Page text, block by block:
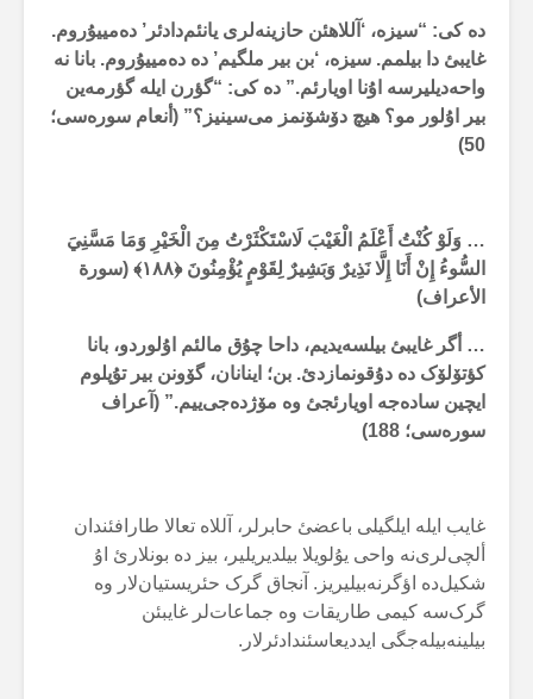
دە کی: “سیزە، ‘آللاهئن حازینەلری یانئم‌دادئر’ دەمییۇروم.
غایبئ دا بیلمم. سیزە، ‘بن بیر ملگیم’ دە دەمییۇروم. بانا نە
واحەدیلیرسە اۇنا اویارئم.” دە کی: “گؤرن ایلە گؤرمەین
بیر اۇلور مو؟ هیچ دۆشۆنمز می‌سینیز؟” (أنعام سورەسی؛
50)
… وَلَوْ كُنْتُ أَعْلَمُ الْغَيْبَ لَاسْتَكْثَرْتُ مِنَ الْخَيْرِ وَمَا مَسَّنِيَ
السُّوءُ إِنْ أَنَا إِلَّا نَذِيرٌ وَبَشِيرٌ لِقَوْمٍ يُؤْمِنُونَ
﴿۱۸۸﴾ (سورة
الأعراف)
… أگر غایبئ بیلسەیدیم، داحا چۇق مالئم اۇلوردو، بانا
کؤتۆلۆک دە دۇقونمازدئ. بن؛ اینانان، گۆونن بیر تۇپلوم
ایچین سادەجە اویارئجئ وە مۆژدەجی‌ییم.” (آعراف
سورەسی؛ 188)
غایب ایلە ایلگیلی باعضئ حابرلر، آللاە تعالا طارافئندان
ألچی‌لری‌نە واحی یۇلویلا بیلدیریلیر، بیز دە بونلارئ اۇ
شکیل‌دە اؤگرنەبیلیریز. آنجاق گرک حئریستیان‌لار وە
گرک‌سە کیمی طاریقات وە جماعات‌لر غایبئن
بیلینەبیلەجگی ایددیعاسئندادئرلار.